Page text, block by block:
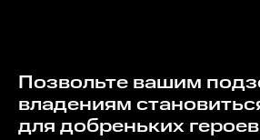
Позвольте вашим подземным
владениям
для добреньких